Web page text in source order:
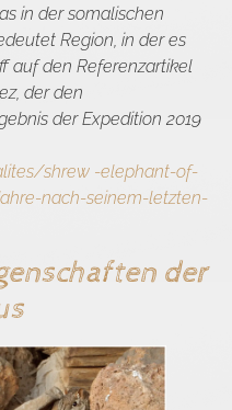
in der somalischen
Region, in der es
auf den Referenzartikel
der den
der Expedition 2019
shrew -elephant-of-
nach-seinem-letzten-
der